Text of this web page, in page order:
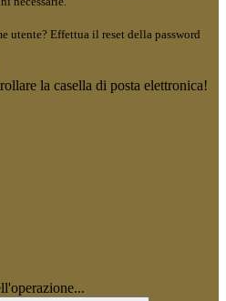
utente? Effettua il reset della password
la casella di posta elettronica!